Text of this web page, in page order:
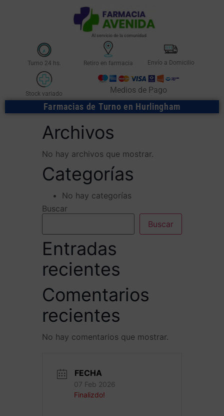
Al servicio de la comunidad
Turno 24 hs. Retiro en farmacia Envío a Domicilio
Stock variado Medios de Pago
Farmacias de Turno en Hurlingham
Archivos
No hay archivos que mostrar.
Categorías
No hay categorías
Buscar
Buscar
Entradas
recientes
Comentarios
recientes
No hay comentarios que mostrar.
FECHA
07 Feb 2026
Finalizdo!